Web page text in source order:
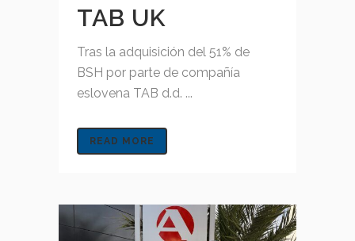
TAB UK
Tras la adquisición del 51% de
BSH por parte de compañía
eslovena TAB d.d. ...
READ MORE